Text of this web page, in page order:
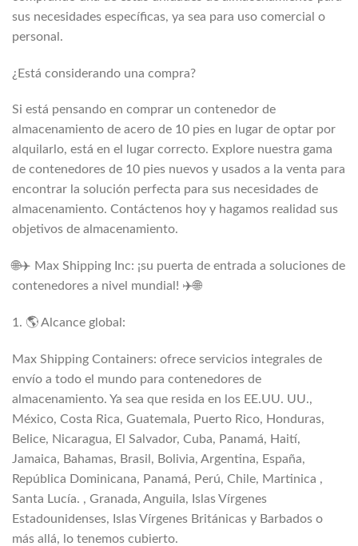
sus necesidades específicas, ya sea para uso comercial o
personal.
¿Está considerando una compra?
Si está pensando en comprar un contenedor de
almacenamiento de acero de 10 pies en lugar de optar por
alquilarlo, está en el lugar correcto. Explore nuestra gama
de contenedores de 10 pies nuevos y usados a la venta para
encontrar la solución perfecta para sus necesidades de
almacenamiento. Contáctenos hoy y hagamos realidad sus
objetivos de almacenamiento.
🌐✈️ Max Shipping Inc: ¡su puerta de entrada a soluciones de
contenedores a nivel mundial! ✈️🌐
1. 🌎 Alcance global:
Max Shipping Containers: ofrece servicios integrales de
envío a todo el mundo para contenedores de
almacenamiento. Ya sea que resida en los EE.UU. UU.,
México, Costa Rica, Guatemala, Puerto Rico, Honduras,
Belice, Nicaragua, El Salvador, Cuba, Panamá, Haití,
Jamaica, Bahamas, Brasil, Bolivia, Argentina, España,
República Dominicana, Panamá, Perú, Chile, Martinica ,
Santa Lucía. , Granada, Anguila, Islas Vírgenes
Estadounidenses, Islas Vírgenes Británicas y Barbados o
más allá, lo tenemos cubierto.